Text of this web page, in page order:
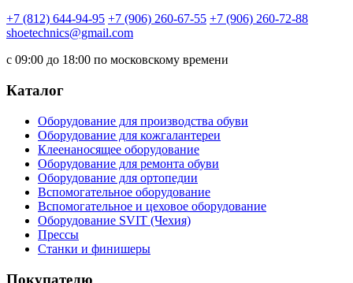
+7 (812) 644-94-95 +7 (906) 260-67-55 +7 (906) 260-72-88
shoetechnics@gmail.com
с 09:00 до 18:00 по московскому времени
Каталог
Оборудование для производства обуви
Оборудование для кожгалантереи
Клеенаносящее оборудование
Оборудование для ремонта обуви
Оборудование для ортопедии
Вспомогательное оборудование
Вспомогательное и цеховое оборудование
Оборудование SVIT (Чехия)
Прессы
Станки и финишеры
Покупателю